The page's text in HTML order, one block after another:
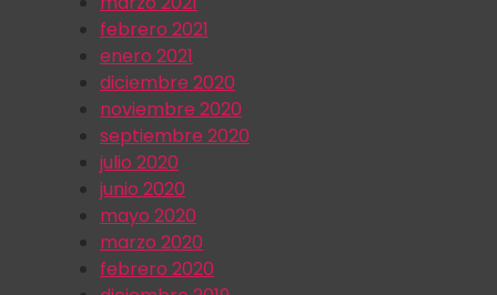
febrero 2021
enero 2021
diciembre 2020
noviembre 2020
septiembre 2020
julio 2020
junio 2020
mayo 2020
marzo 2020
febrero 2020